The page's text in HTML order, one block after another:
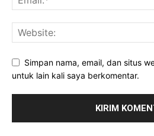
Simpan nama, email, dan situs
untuk lain kali saya berkomentar.